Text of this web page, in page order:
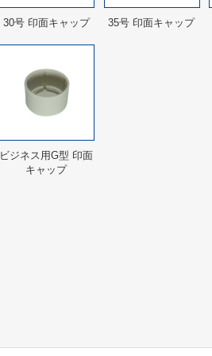
30号 印面キャップ 35号 印面キャップ
ビジネス用G型 印面
キャップ